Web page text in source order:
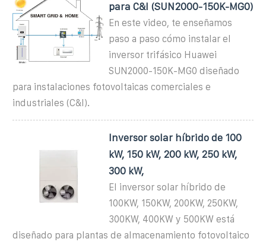
para C&I (SUN2000-150K-MG0)
En este video, te enseñamos
paso a paso cómo instalar el
inversor trifásico Huawei
SUN2000-150K-MG0 diseñado
para instalaciones fotovoltaicas comerciales e
industriales (C&I).
Inversor solar híbrido de 100
kW, 150 kW, 200 kW, 250 kW,
300 kW,
El inversor solar híbrido de
100KW, 150KW, 200KW, 250KW,
300KW, 400KW y 500KW está
diseñado para plantas de almacenamiento fotovoltaico